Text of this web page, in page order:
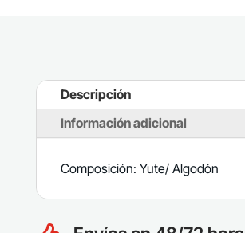
Descripción
Información adicional
Composición: Yute/ Algodón